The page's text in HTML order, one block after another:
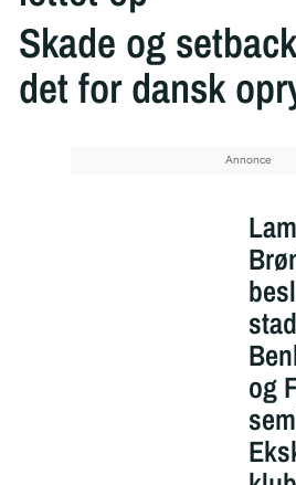
Skade og
det for dansk
og